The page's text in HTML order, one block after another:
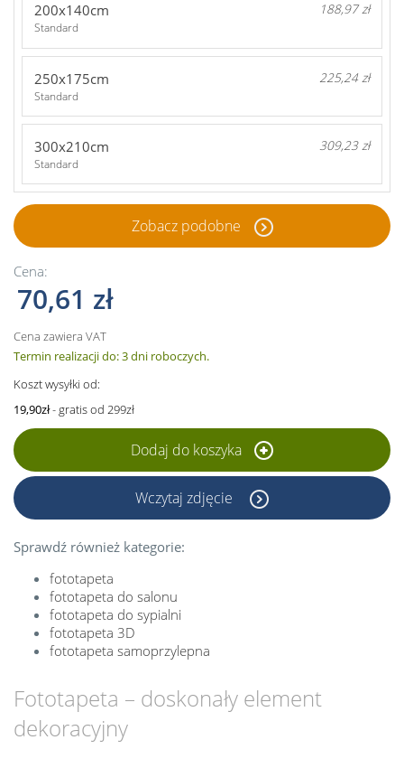
200x140cm 188,97 zł
Standard
250x175cm 225,24 zł
Standard
300x210cm 309,23 zł
Standard
Zobacz podobne
Cena:
70,61 zł
Cena zawiera VAT
Termin realizacji do: 3 dni roboczych.
Koszt wysyłki od:
19,90zł- gratis od 299zł
Dodaj do koszyka
Wczytaj zdjęcie
Sprawdź również kategorie:
fototapeta
fototapeta do salonu
fototapeta do sypialni
fototapeta 3D
fototapeta samoprzylepna
Fototapeta – doskonały element
dekoracyjny